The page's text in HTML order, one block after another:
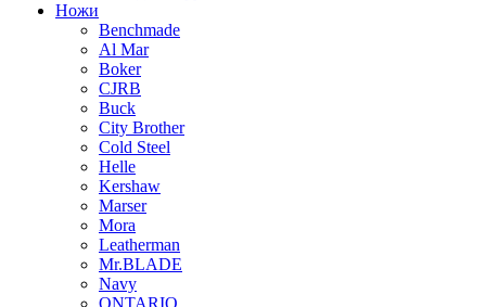
Ножи
Benchmade
Al Mar
Boker
CJRB
Buck
City Brother
Cold Steel
Helle
Kershaw
Marser
Mora
Leatherman
Mr.BLADE
Navy
ONTARIO